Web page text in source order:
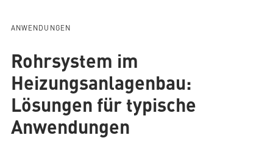
ANWENDUNGEN
Rohrsystem im
Heizungsanlagenbau:
Lösungen für typische
Anwendungen